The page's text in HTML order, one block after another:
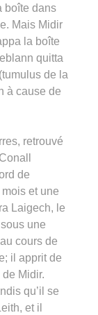
boîte dans
Mais Midir
la boîte
quitta
de la
à cause de
retrouvé
de
mois et une
Laigech, le
une
cours de
il apprit de
Midir.
qu’il se
et il